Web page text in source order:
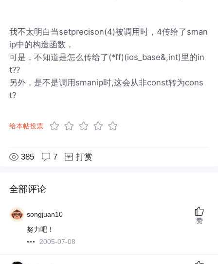
我不太明白当setprecison(4)被调用时，4传给了sman
ip中的构造函数，
可是，不知道是怎么传给了(*ff)(ios_base&,int)里的in
t??
另外，是不是调用smanip时,这会从非const转为cons
t?
给本帖投票
385 7 打赏
全部评论
songjuan10
努力吧！
2005-07-08
赞